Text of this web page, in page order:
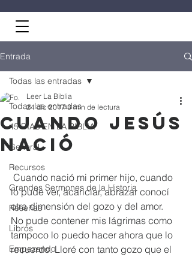
Entrada
Todas las entradas
45 DÍAS EN LA BIBLIA
General
Recursos
Grandes Sermones de la Historia
Reseñas
Libros
Empezando
Todas las entradas
Cuando Jesús
nació
Leer La Biblia
24 dic 2017 3 min de lectura
lo pude ver, acariciar, abrazar conocí
otra dimensión del gozo y del amor.
No pude contener mis lágrimas como
tampoco lo puedo hacer ahora que lo
recuerdo. Lloré con tanto gozo que el